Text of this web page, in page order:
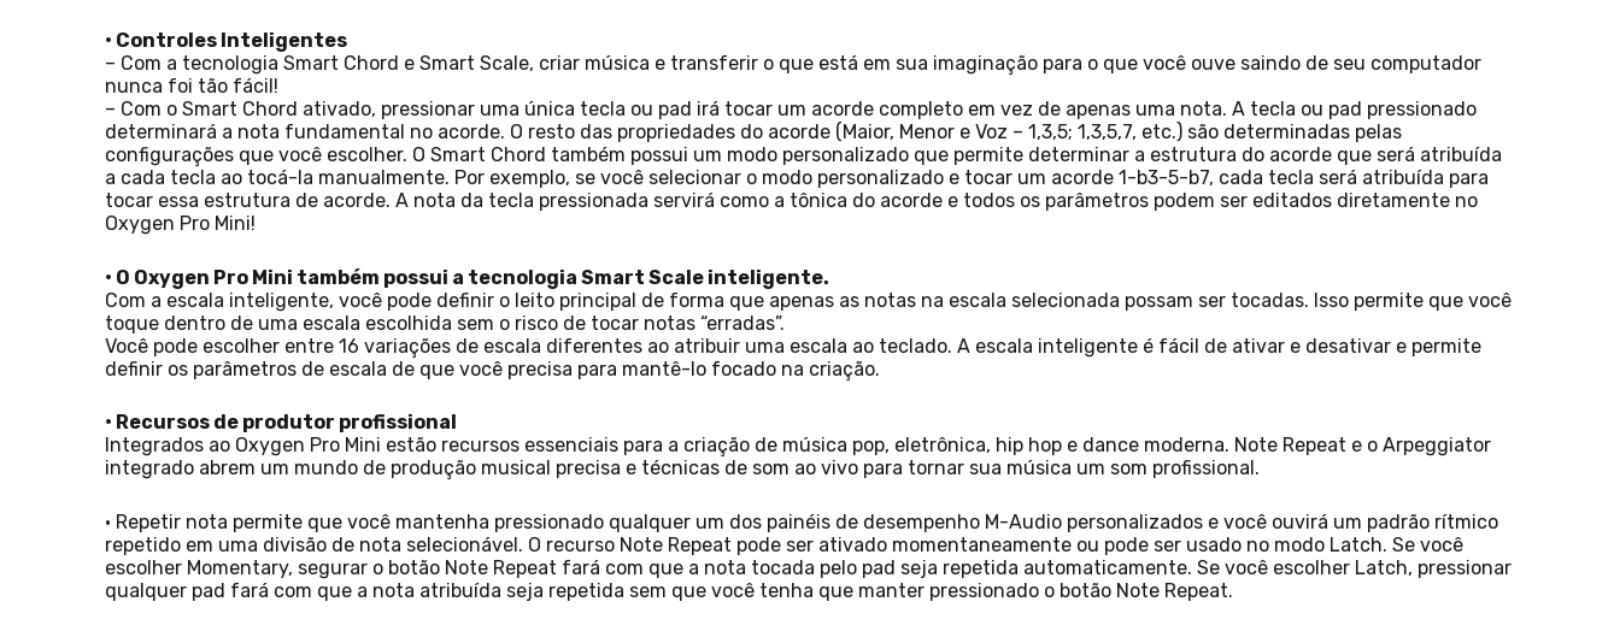
• Controles Inteligentes
– Com a tecnologia Smart Chord e Smart Scale, criar música e transferir o que está em sua imaginação para o que você ouve saindo de seu computador
nunca foi tão fácil!
– Com o Smart Chord ativado, pressionar uma única tecla ou pad irá tocar um acorde completo em vez de apenas uma nota. A tecla ou pad pressionado
determinará a nota fundamental no acorde. O resto das propriedades do acorde (Maior, Menor e Voz – 1,3,5; 1,3,5,7, etc.) são determinadas pelas
configurações que você escolher. O Smart Chord também possui um modo personalizado que permite determinar a estrutura do acorde que será atribuída
a cada tecla ao tocá-la manualmente. Por exemplo, se você selecionar o modo personalizado e tocar um acorde 1-b3-5-b7, cada tecla será atribuída para
tocar essa estrutura de acorde. A nota da tecla pressionada servirá como a tônica do acorde e todos os parâmetros podem ser editados diretamente no
Oxygen Pro Mini!
• O Oxygen Pro Mini também possui a tecnologia Smart Scale inteligente.
Com a escala inteligente, você pode definir o leito principal de forma que apenas as notas na escala selecionada possam ser tocadas. Isso permite que você
toque dentro de uma escala escolhida sem o risco de tocar notas “erradas”.
Você pode escolher entre 16 variações de escala diferentes ao atribuir uma escala ao teclado. A escala inteligente é fácil de ativar e desativar e permite
definir os parâmetros de escala de que você precisa para mantê-lo focado na criação.
• Recursos de produtor profissional
Integrados ao Oxygen Pro Mini estão recursos essenciais para a criação de música pop, eletrônica, hip hop e dance moderna. Note Repeat e o Arpeggiator
integrado abrem um mundo de produção musical precisa e técnicas de som ao vivo para tornar sua música um som profissional.
• Repetir nota permite que você mantenha pressionado qualquer um dos painéis de desempenho M-Audio personalizados e você ouvirá um padrão rítmico
repetido em uma divisão de nota selecionável. O recurso Note Repeat pode ser ativado momentaneamente ou pode ser usado no modo Latch. Se você
escolher Momentary, segurar o botão Note Repeat fará com que a nota tocada pelo pad seja repetida automaticamente. Se você escolher Latch, pressionar
qualquer pad fará com que a nota atribuída seja repetida sem que você tenha que manter pressionado o botão Note Repeat.